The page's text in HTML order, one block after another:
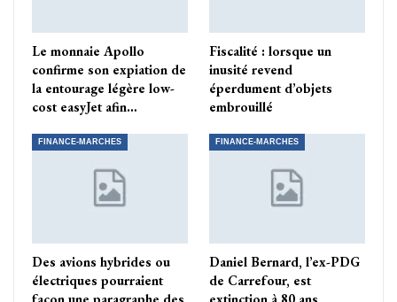
Le monnaie Apollo
confirme son expiation de
la entourage légère low-
cost easyJet afin…
Fiscalité : lorsque un
inusité revend
éperdument d’objets
embrouillé
FINANCE-MARCHES
Des avions hybrides ou
électriques pourraient
façon une paragraphe des
FINANCE-MARCHES
Daniel Bernard, l’ex-PDG
de Carrefour, est
extinction à 80 ans